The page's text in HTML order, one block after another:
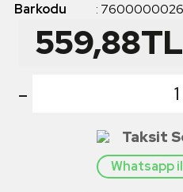
Barkodu
:
559,88TL
-
Taksit
Whatsapp